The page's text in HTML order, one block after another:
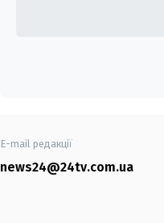
E-mail редакції
news24@24tv.com.ua